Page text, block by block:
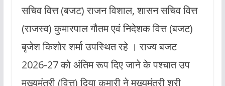
सचिव वित्त (बजट) राजन विशाल, शासन सचिव वित्त
(राजस्व) कुमारपाल गौतम एवं निदेशक वित्त (बजट)
बृजेश किशोर शर्मा उपस्थित रहे । राज्य बजट
2026-27 को अंतिम रूप दिए जाने के पश्चात उप
मुख्यमंत्री (वित्त) दिया कुमारी ने मुख्यमंत्री श्री